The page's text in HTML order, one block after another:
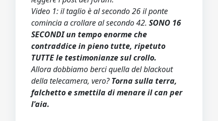
Video 1: il taglio è al secondo 26 il ponte
comincia a crollare al secondo 42. SONO 16
SECONDI un tempo enorme che
contraddice in pieno tutte, ripetuto
TUTTE le testimonianze sul crollo.
Allora dobbiamo berci quella del blackout
della telecamera, vero?Torna sulla terra,
falchetto e smettila di menare il can per
l'aia.